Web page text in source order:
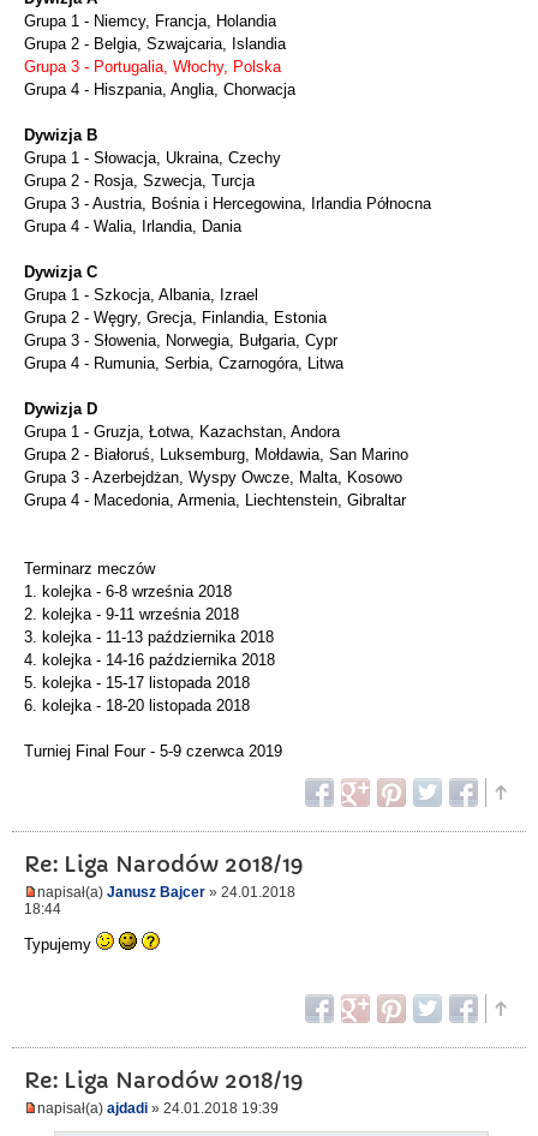
Grupa 1 - Niemcy, Francja, Holandia
Grupa 2 - Belgia, Szwajcaria, Islandia
Grupa 3 - Portugalia, Włochy, Polska
Grupa 4 - Hiszpania, Anglia, Chorwacja
Dywizja B
Grupa 1 - Słowacja, Ukraina, Czechy
Grupa 2 - Rosja, Szwecja, Turcja
Grupa 3 - Austria, Bośnia i Hercegowina, Irlandia Północna
Grupa 4 - Walia, Irlandia, Dania
Dywizja C
Grupa 1 - Szkocja, Albania, Izrael
Grupa 2 - Węgry, Grecja, Finlandia, Estonia
Grupa 3 - Słowenia, Norwegia, Bułgaria, Cypr
Grupa 4 - Rumunia, Serbia, Czarnogóra, Litwa
Dywizja D
Grupa 1 - Gruzja, Łotwa, Kazachstan, Andora
Grupa 2 - Białoruś, Luksemburg, Mołdawia, San Marino
Grupa 3 - Azerbejdżan, Wyspy Owcze, Malta, Kosowo
Grupa 4 - Macedonia, Armenia, Liechtenstein, Gibraltar
Terminarz meczów
1. kolejka - 6-8 września 2018
2. kolejka - 9-11 września 2018
3. kolejka - 11-13 października 2018
4. kolejka - 14-16 października 2018
5. kolejka - 15-17 listopada 2018
6. kolejka - 18-20 listopada 2018
Turniej Final Four - 5-9 czerwca 2019
Re: Liga Narodów 2018/19
napisał(a) Janusz Bajcer » 24.01.2018
18:44
Typujemy
Re: Liga Narodów 2018/19
napisał(a) ajdadi » 24.01.2018 19:39